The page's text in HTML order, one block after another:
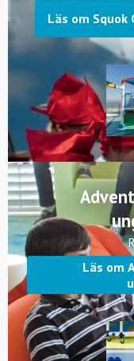
Läs om
Läs om